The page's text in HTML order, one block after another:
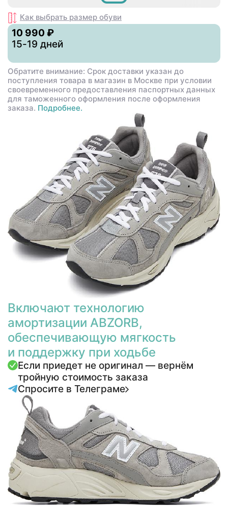
Как выбрать размер обуви
10 990 ₽
15-19 дней
Обратите внимание: Срок доставки указан до
поступления товара в магазин в Москве при условии
своевременного предоставления паспортных данных
для таможенного оформления после оформления
заказа. Подробнее.
Включают технологию
амортизации ABZORB,
обеспечивающую мягкость
и поддержку при ходьбе
Если приедет не оригинал — вернём
тройную стоимость заказа
Спросите в Телеграме